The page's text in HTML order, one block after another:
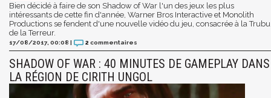
Bien décidé à faire de son Shadow of War l'un des jeux les plus
intéressants de cette fin d'année, Warner Bros Interactive et Monolith
Productions se fendent d'une nouvelle vidéo du jeu, consacrée à la Trubu
de la Terreur.
17/08/2017, 00:08 | 2 commentaires
SHADOW OF WAR : 40 MINUTES DE GAMEPLAY DANS
LA RÉGION DE CIRITH UNGOL